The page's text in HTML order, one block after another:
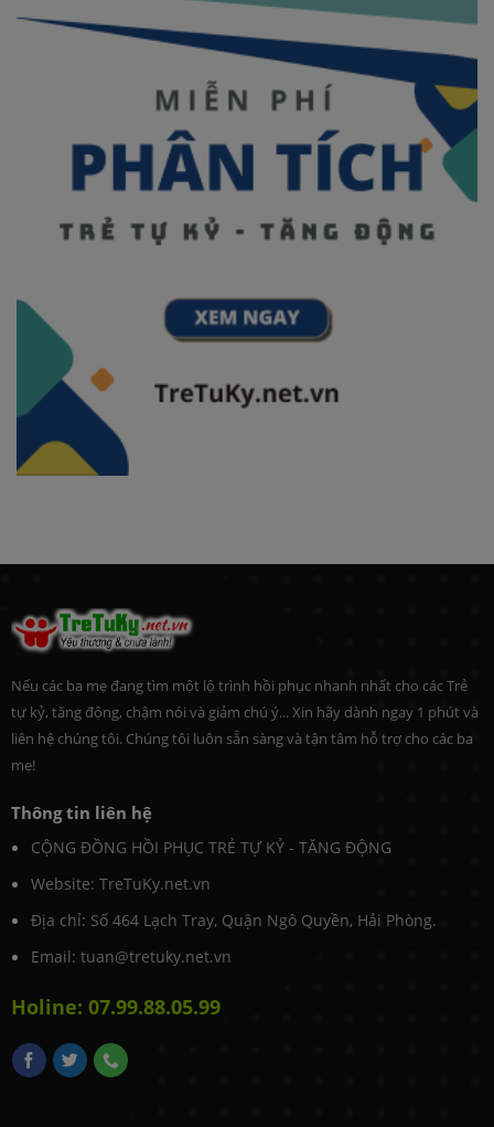
Nếu các ba mẹ đang tìm một lộ trình hồi phục nhanh nhất cho các Trẻ
tự kỷ, tăng động, chậm nói và giảm chú ý... Xin hãy dành ngay 1 phút và
liên hệ chúng tôi. Chúng tôi luôn sẵn sàng và tận tâm hỗ trợ cho các ba
mẹ!
Thông tin liên hệ
CỘNG ĐỒNG HỒI PHỤC TRẺ TỰ KỶ - TĂNG ĐỘNG
Website: TreTuKy.net.vn
Địa chỉ: Số 464 Lạch Tray, Quận Ngô Quyền, Hải Phòng.
Email: tuan@tretuky.net.vn
Holine: 07.99.88.05.99